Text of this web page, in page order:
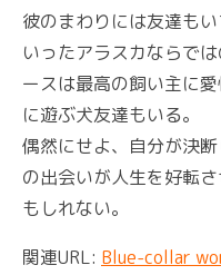
彼のまわりには友達も
いったアラスカならで
ースは最高の飼い主に
に遊ぶ犬友達もいる。
偶然にせよ、自分が決
の出会いが人生を好転
もしれない。
関連URL: Blue-collar